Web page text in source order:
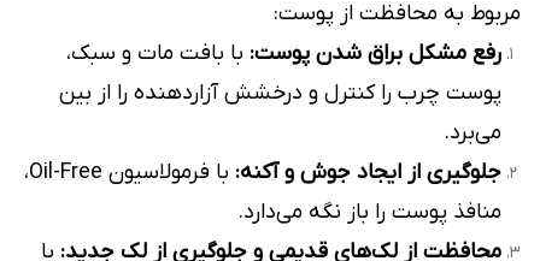
مربوط به محافظت از پوست:
رفع مشکل براق شدن پوست: با بافت مات و سبک،
پوست چرب را کنترل و درخشش آزاردهنده را از بین
می‌برد.
جلوگیری از ایجاد جوش و آکنه:
با فرمولاسیون Oil-Free،
منافذ پوست را باز نگه می‌دارد.
محافظت از لک‌های قدیمی و جلوگیری از لک جدید: با